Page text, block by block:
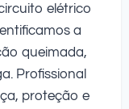
elétrico
a
queimada,
Profissional
proteção e